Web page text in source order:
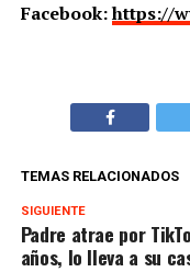
Facebook:https://
TEMAS RELACIONADOS
SIGUIENTE
Padre atrae por
años, lo lleva a su